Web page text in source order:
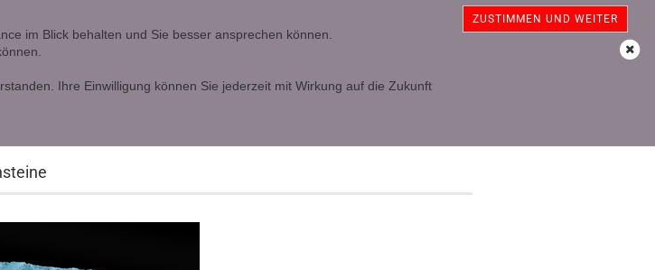
im Blick behalten und Sie besser ansprechen können.
Ihre Einwilligung können Sie jederzeit mit Wirkung auf die Zukunft
ZUSTIMMEN UND WEITER